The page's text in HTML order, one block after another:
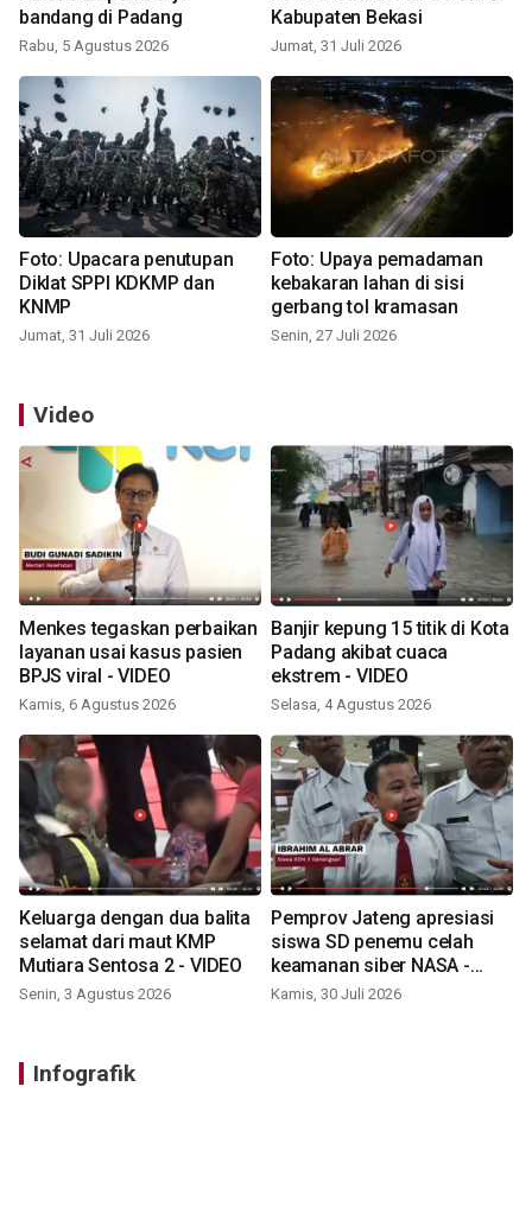
bandang di Padang
Rabu, 5 Agustus 2026
Kabupaten Bekasi
Jumat, 31 Juli 2026
Foto: Upacara penutupan
Diklat SPPI KDKMP dan
KNMP
Jumat, 31 Juli 2026
Foto: Upaya pemadaman
kebakaran lahan di sisi
gerbang tol kramasan
Senin, 27 Juli 2026
Video
Menkes tegaskan perbaikan
layanan usai kasus pasien
BPJS viral - VIDEO
Kamis, 6 Agustus 2026
Banjir kepung 15 titik di Kota
Padang akibat cuaca
ekstrem - VIDEO
Selasa, 4 Agustus 2026
Keluarga dengan dua balita
selamat dari maut KMP
Mutiara Sentosa 2 - VIDEO
Senin, 3 Agustus 2026
Pemprov Jateng apresiasi
siswa SD penemu celah
keamanan siber NASA -
VIDEO
Kamis, 30 Juli 2026
Infografik